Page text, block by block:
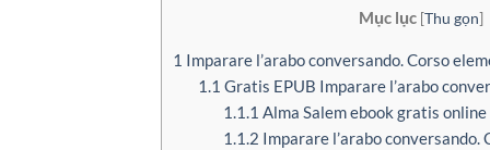
Mục lục [Thu gọn]
1 Imparare l’arabo conversando. Corso
1.1 Gratis EPUB Imparare l’arabo
1.1.1 Alma Salem ebook gratis online
1.1.2 Imparare l’arabo conversando.